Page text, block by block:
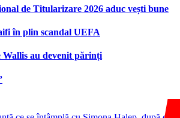
de Titularizare 2026 aduc vești bune
în plin scandal UEFA
Wallis au devenit părinți